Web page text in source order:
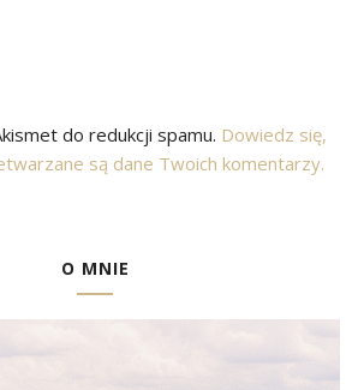
do redukcji spamu. Dowiedz się,
są dane Twoich komentarzy.
O MNIE